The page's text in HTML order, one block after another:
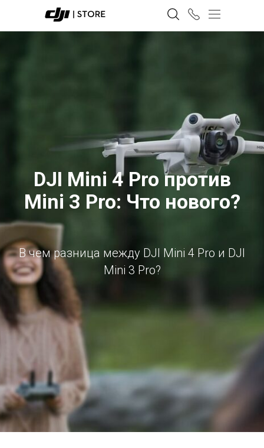
DJI Mini 4 Pro против
Mini 3 Pro: Что нового?
В чем разница между DJI Mini 4 Pro и DJI
Mini 3 Pro?